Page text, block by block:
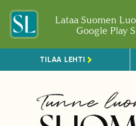
Lataa Suomen
Google Play
TILAA LEHTI